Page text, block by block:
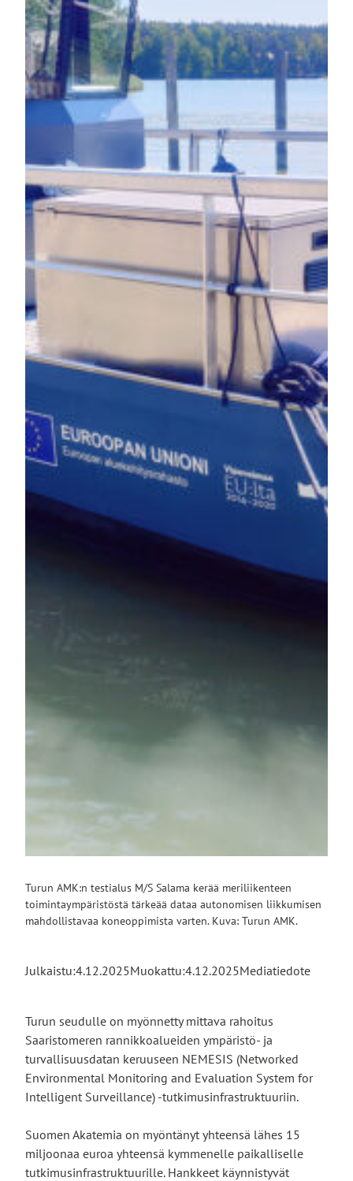
Turun AMK:n testialus M/S Salama kerää meriliikenteen
toimintaympäristöstä tärkeää dataa autonomisen liikkumisen
mahdollistavaa koneoppimista varten. Kuva: Turun AMK.
Julkaistu:4.12.2025Muokattu:4.12.2025Mediatiedote
Turun seudulle on myönnetty mittava rahoitus
Saaristomeren rannikkoalueiden ympäristö- ja
turvallisuusdatan keruuseen NEMESIS (Networked
Environmental Monitoring and Evaluation System for
Intelligent Surveillance) -tutkimusinfrastruktuuriin.
Suomen Akatemia on myöntänyt yhteensä lähes 15
miljoonaa euroa yhteensä kymmenelle paikalliselle
tutkimusinfrastruktuurille. Hankkeet käynnistyvät